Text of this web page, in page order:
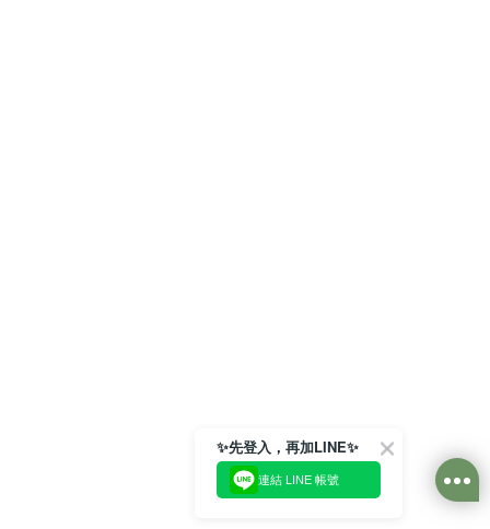
✨先登入，再加LINE✨
連結 LINE 帳號